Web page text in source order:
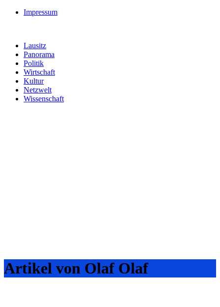
Impressum
Lausitz
Panorama
Politik
Wirtschaft
Kultur
Netzwelt
Wissenschaft
Artikel von Olaf Olaf